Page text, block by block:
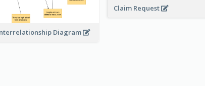
Diagram
Claim Request